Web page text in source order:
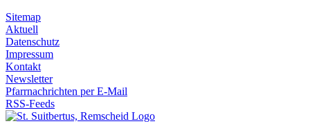
Sitemap
Aktuell
Datenschutz
Impressum
Kontakt
Newsletter
Pfarrnachrichten per E-Mail
RSS-Feeds